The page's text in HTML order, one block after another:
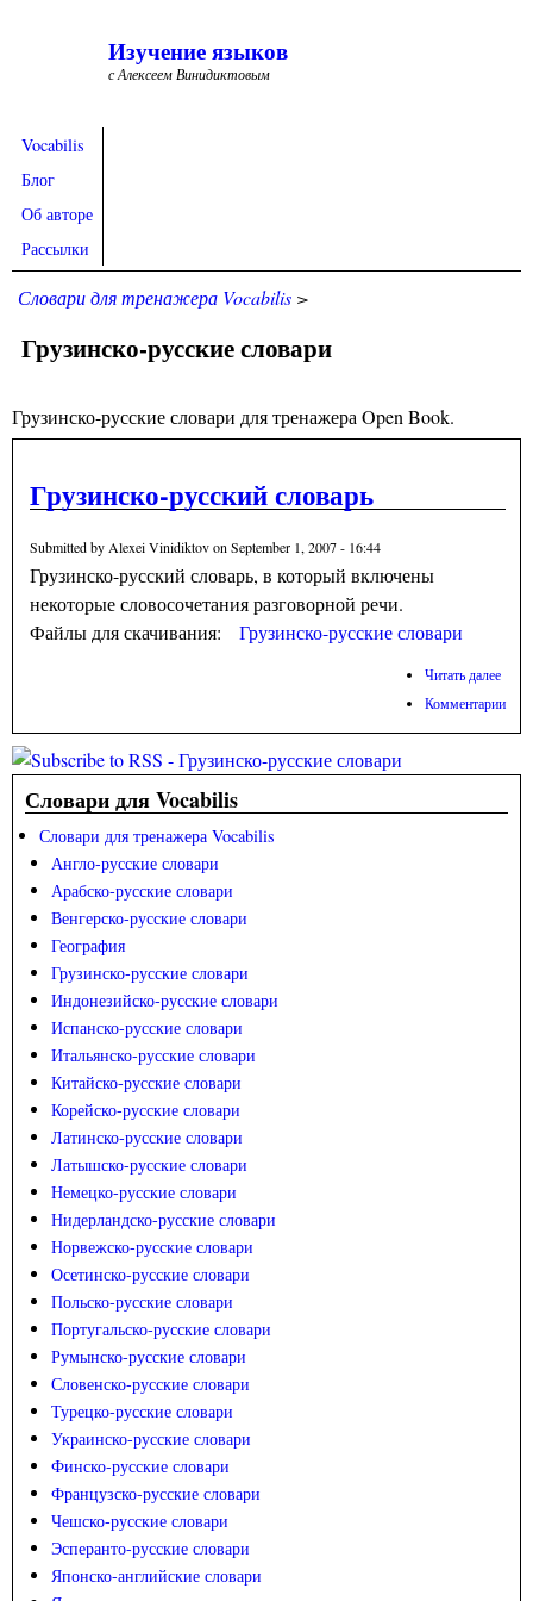
Изучение языков
с Алексеем Винидиктовым
Vocabilis
Блог
Об авторе
Рассылки
Словари для тренажера Vocabilis >
Грузинско-русские словари
Грузинско-русские словари для тренажера Open Book.
Грузинско-русский словарь
Submitted byAlexei Vinidiktovon September 1, 2007 - 16:44
Грузинско-русский словарь, в который включены
некоторые словосочетания разговорной речи.
Файлы для скачивания:
Грузинско-русские словари
Читать далее
Комментарии
Словари для Vocabilis
Словари для тренажера Vocabilis
Англо-русские словари
Арабско-русские словари
Венгерско-русские словари
География
Грузинско-русские словари
Индонезийско-русские словари
Испанско-русские словари
Итальянско-русские словари
Китайско-русские словари
Корейско-русские словари
Латинско-русские словари
Латышско-русские словари
Немецко-русские словари
Нидерландско-русские словари
Норвежско-русские словари
Осетинско-русские словари
Польско-русские словари
Португальско-русские словари
Румынско-русские словари
Словенско-русские словари
Турецко-русские словари
Украинско-русские словари
Финско-русские словари
Французско-русские словари
Чешско-русские словари
Эсперанто-русские словари
Японско-английские словари